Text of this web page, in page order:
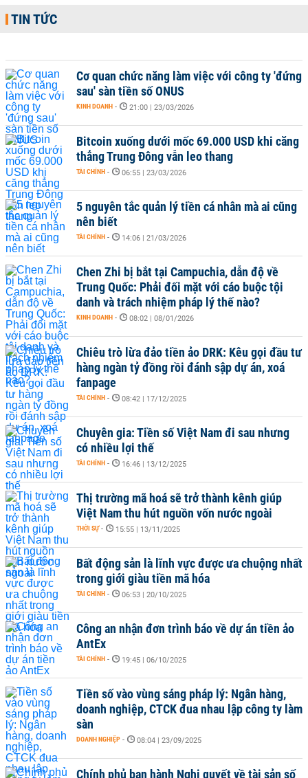
TIN TỨC
Cơ quan chức năng làm việc với công ty 'đứng
sau' sàn tiền số ONUS
KINH DOANH - 21:00 | 23/03/2026
Bitcoin xuống dưới mốc 69.000 USD khi căng
thẳng Trung Đông vẫn leo thang
TÀI CHÍNH - 06:55 | 23/03/2026
5 nguyên tắc quản lý tiền cá nhân mà ai cũng
nên biết
TÀI CHÍNH - 14:06 | 21/03/2026
Chen Zhi bị bắt tại Campuchia, dẫn độ về
Trung Quốc: Phải đối mặt với cáo buộc tội
danh và trách nhiệm pháp lý thế nào?
KINH DOANH - 08:02 | 08/01/2026
Chiêu trò lừa đảo tiền ảo DRK: Kêu gọi đầu tư
hàng ngàn tỷ đồng rồi đánh sập dự án, xoá
fanpage
TÀI CHÍNH - 08:42 | 17/12/2025
Chuyên gia: Tiền số Việt Nam đi sau nhưng
có nhiều lợi thế
TÀI CHÍNH - 16:46 | 13/12/2025
Thị trường mã hoá sẽ trở thành kênh giúp
Việt Nam thu hút nguồn vốn nước ngoài
THỜI SỰ - 15:55 | 13/11/2025
Bất động sản là lĩnh vực được ưa chuộng nhất
trong giới giàu tiền mã hóa
TÀI CHÍNH - 06:53 | 20/10/2025
Công an nhận đơn trình báo về dự án tiền ảo
AntEx
TÀI CHÍNH - 19:45 | 06/10/2025
Tiền số vào vùng sáng pháp lý: Ngân hàng,
doanh nghiệp, CTCK đua nhau lập công ty làm
sàn
DOANH NGHIỆP - 08:04 | 23/09/2025
Chính phủ ban hành Nghị quyết về tài sản số